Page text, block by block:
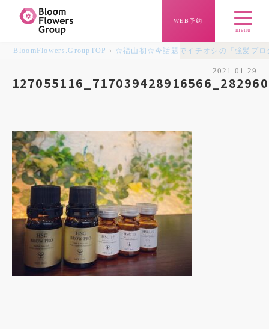
WEB予約
menu
BloomFlowers.GroupTOP › ☆福山初☆今話題でイチオシの「強髪プロ
2021.01.29